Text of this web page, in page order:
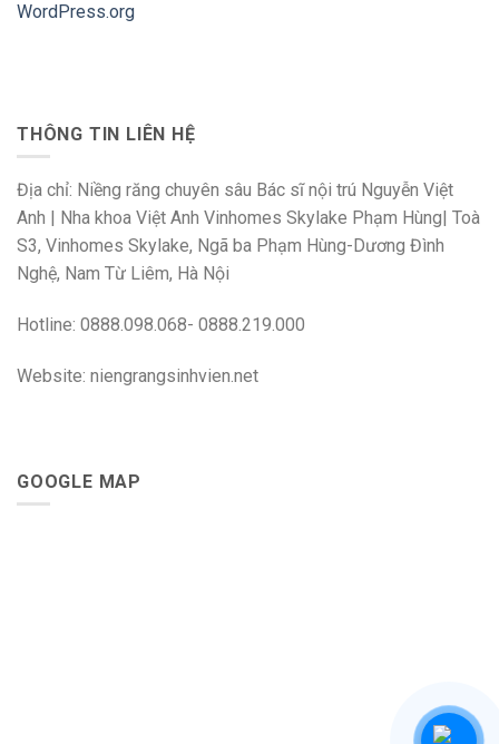
WordPress.org
THÔNG TIN LIÊN HỆ
Địa chỉ: Niềng răng chuyên sâu Bác sĩ nội trú Nguyễn Việt
Anh | Nha khoa Việt Anh Vinhomes Skylake Phạm Hùng| Toà
S3, Vinhomes Skylake, Ngã ba Phạm Hùng-Dương Đình
Nghệ, Nam Từ Liêm, Hà Nội
Hotline: 0888.098.068- 0888.219.000
Website: niengrangsinhvien.net
GOOGLE MAP